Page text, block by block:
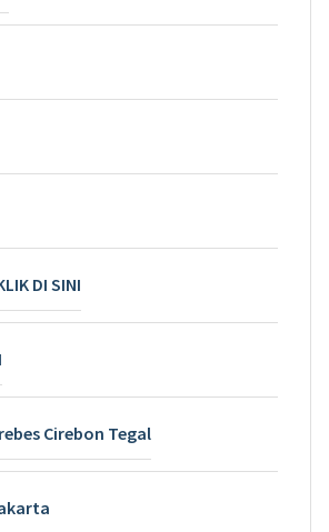
DI SINI
Cirebon Tegal